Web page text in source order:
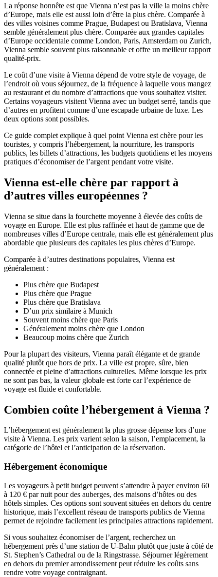
La réponse honnête est que Vienna n’est pas la ville la moins chère
d’Europe, mais elle est aussi loin d’être la plus chère. Comparée à
des villes voisines comme Prague, Budapest ou Bratislava, Vienna
semble généralement plus chère. Comparée aux grandes capitales
d’Europe occidentale comme London, Paris, Amsterdam ou Zurich,
Vienna semble souvent plus raisonnable et offre un meilleur rapport
qualité-prix.
Le coût d’une visite à Vienna dépend de votre style de voyage, de
l’endroit où vous séjournez, de la fréquence à laquelle vous mangez
au restaurant et du nombre d’attractions que vous souhaitez visiter.
Certains voyageurs visitent Vienna avec un budget serré, tandis que
d’autres en profitent comme d’une escapade urbaine de luxe. Les
deux options sont possibles.
Ce guide complet explique à quel point Vienna est chère pour les
touristes, y compris l’hébergement, la nourriture, les transports
publics, les billets d’attractions, les budgets quotidiens et les moyens
pratiques d’économiser de l’argent pendant votre visite.
Vienna est-elle chère par rapport à
d’autres villes européennes ?
Vienna se situe dans la fourchette moyenne à élevée des coûts de
voyage en Europe. Elle est plus raffinée et haut de gamme que de
nombreuses villes d’Europe centrale, mais elle est généralement plus
abordable que plusieurs des capitales les plus chères d’Europe.
Comparée à d’autres destinations populaires, Vienna est
généralement :
Plus chère que Budapest
Plus chère que Prague
Plus chère que Bratislava
D’un prix similaire à Munich
Souvent moins chère que Paris
Généralement moins chère que London
Beaucoup moins chère que Zurich
Pour la plupart des visiteurs, Vienna paraît élégante et de grande
qualité plutôt que hors de prix. La ville est propre, sûre, bien
connectée et pleine d’attractions culturelles. Même lorsque les prix
ne sont pas bas, la valeur globale est forte car l’expérience de
voyage est fluide et confortable.
Combien coûte l’hébergement à Vienna ?
L’hébergement est généralement la plus grosse dépense lors d’une
visite à Vienna. Les prix varient selon la saison, l’emplacement, la
catégorie de l’hôtel et l’anticipation de la réservation.
Hébergement économique
Les voyageurs à petit budget peuvent s’attendre à payer environ 60
à 120 € par nuit pour des auberges, des maisons d’hôtes ou des
hôtels simples. Ces options sont souvent situées en dehors du centre
historique, mais l’excellent réseau de transports publics de Vienna
permet de rejoindre facilement les principales attractions rapidement.
Si vous souhaitez économiser de l’argent, recherchez un
hébergement près d’une station de U-Bahn plutôt que juste à côté de
St. Stephen’s Cathedral ou de la Ringstrasse. Séjourner légèrement
en dehors du premier arrondissement peut réduire les coûts sans
rendre votre voyage contraignant.